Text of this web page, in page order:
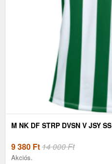
M NK DF STRP DVSN V JSY SS
9 380 Ft14 000 Ft
Akciós.